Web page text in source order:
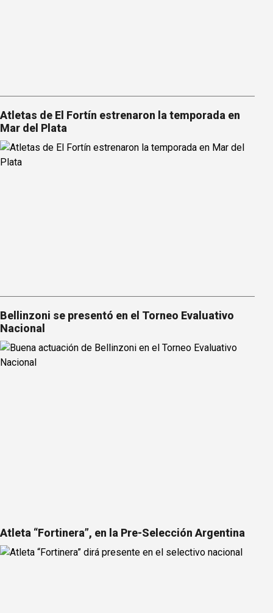
Atletas de El Fortín estrenaron la temporada en
Mar del Plata
Bellinzoni se presentó en el Torneo Evaluativo
Nacional
Atleta “Fortinera”, en la Pre-Selección Argentina